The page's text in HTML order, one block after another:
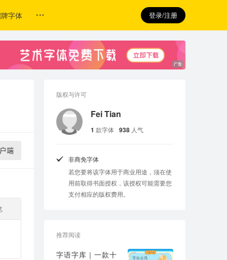
字体 登录/注册
端
版权与许可
Fei Tian
1 款字体 938 人气
非商免字体
若您要将该字体用于商业用途，须在使
用前取得书面授权，该授权可能需要您
支付相应的版权费用。
推荐阅读
字语字库｜一款十